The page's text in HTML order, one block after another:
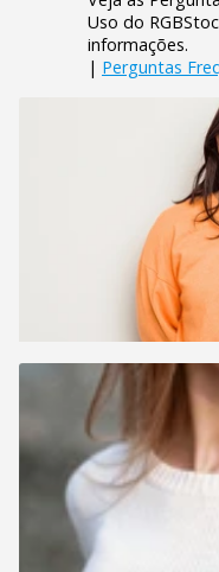
Uso do
informações.
| Perguntas